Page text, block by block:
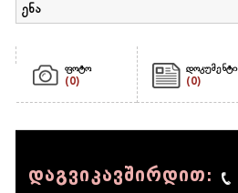
ენა
ფოტო
(0)
დოკუმენტი
(0)
დაგვიკავშირდით: